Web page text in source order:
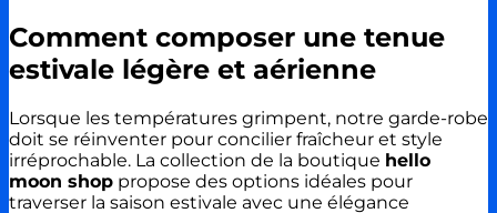
Comment composer une tenue
estivale légère et aérienne
Lorsque les températures grimpent, notre garde-robe
doit se réinventer pour concilier fraîcheur et style
irréprochable. La collection de la boutique hello
moon shop propose des options idéales pour
traverser la saison estivale avec une élégance